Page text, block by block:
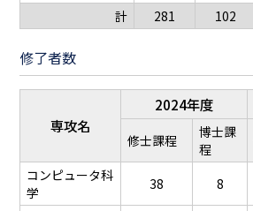
計
281 102
修了者数
専攻名
2024年度
修士課程
博士課
程
コンピュータ科
学
38 8